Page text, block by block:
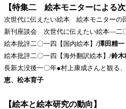
【特集二 絵本モニターによる
次世代に伝えたい絵本 絵本モニターの
新刊座談会 次世代に伝えたい絵本―二
絵本批評二〇一四【国内絵本】 /澤田精一
絵本批評二〇一四【海外翻訳絵本】 /鈴木
長新太没後一〇年●村上康成さんと観る
恵、松本育子
【絵本と絵本研究の動向】